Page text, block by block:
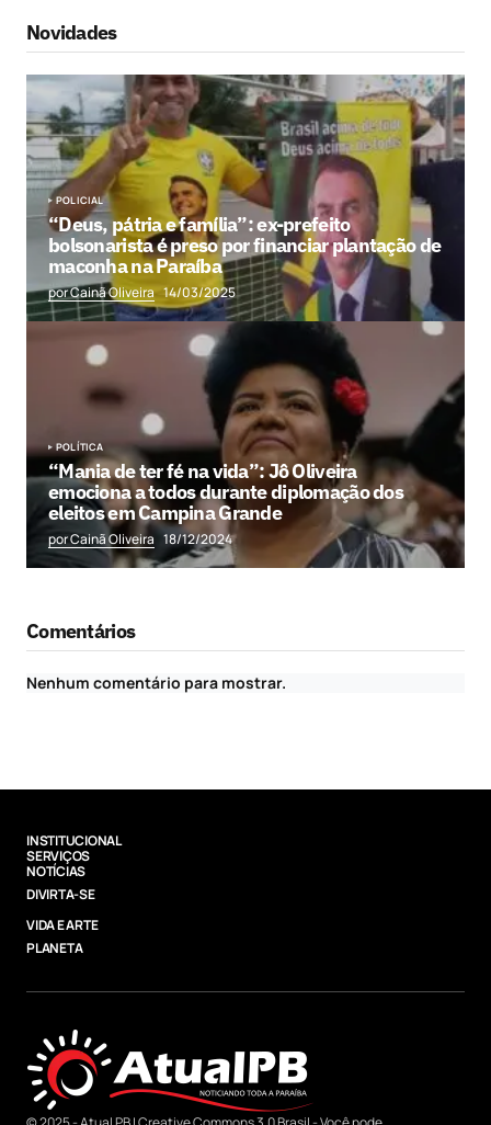
Novidades
POLICIAL
“Deus, pátria e família”: ex-prefeito
bolsonarista é preso por financiar plantação de
maconha na Paraíba
por Cainã Oliveira 14/03/2025
POLÍTICA
“Mania de ter fé na vida”: Jô Oliveira
emociona a todos durante diplomação dos
eleitos em Campina Grande
por Cainã Oliveira 18/12/2024
Comentários
Nenhum comentário para mostrar.
INSTITUCIONAL
SERVIÇOS
NOTÍCIAS
DIVIRTA-SE
VIDA E ARTE
PLANETA